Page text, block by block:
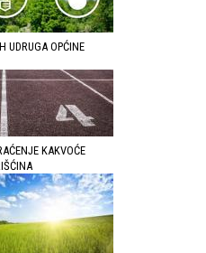
UDRUGA OPĆINE
KAKVOĆE